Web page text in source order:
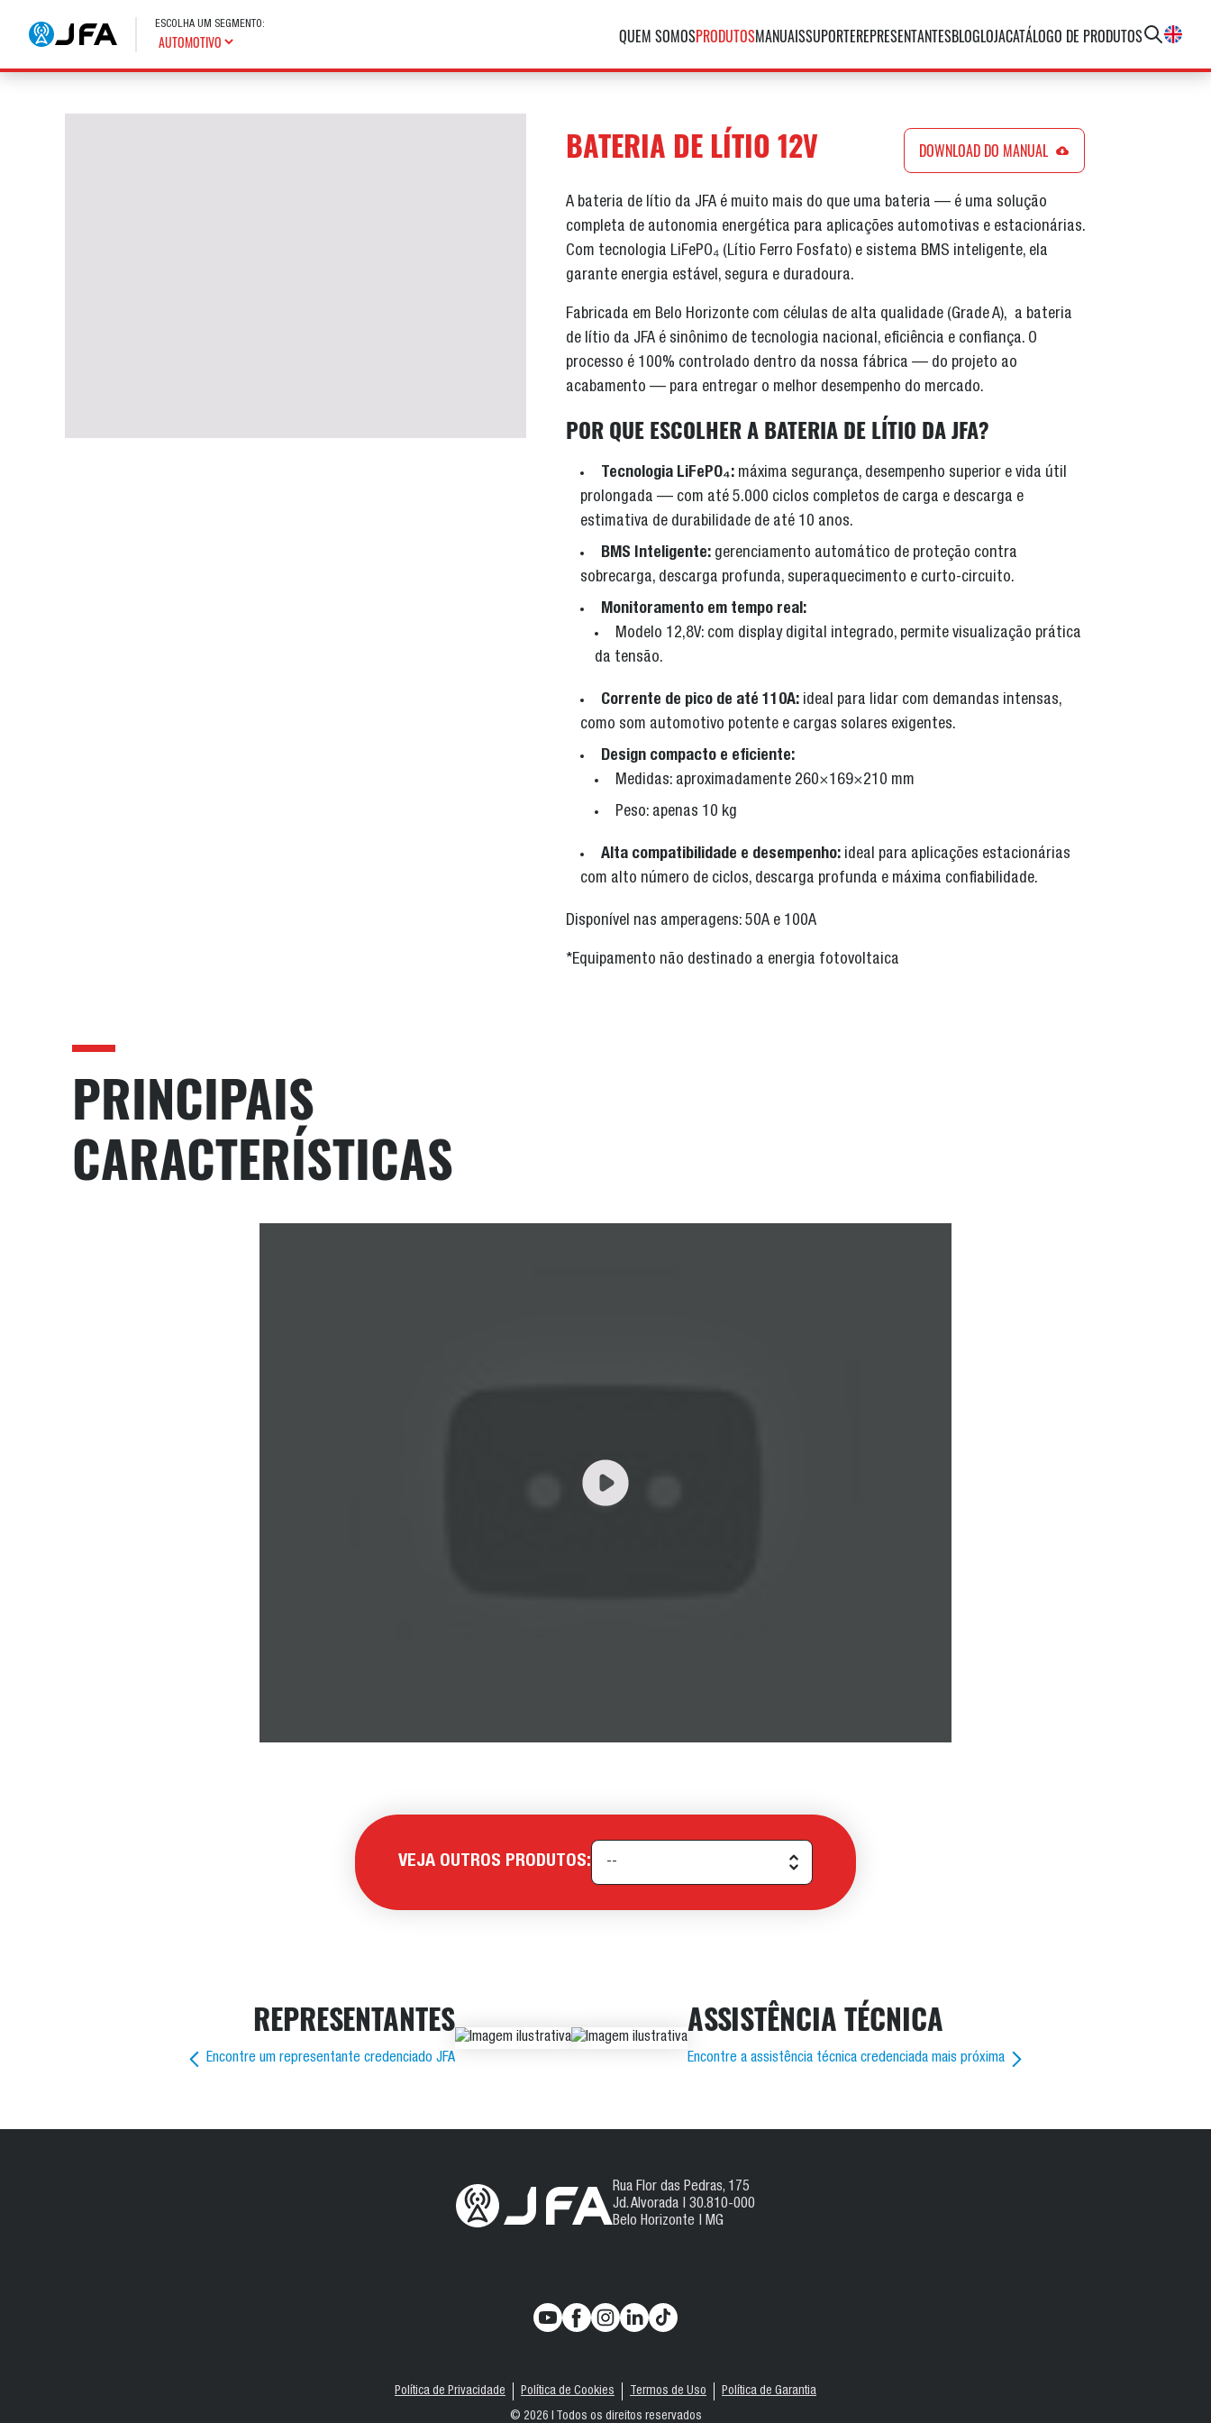
ESCOLHA UM SEGMENTO:
QUEM SOMOSPRODUTOSMANUAISSUPORTEREPRESENTANTESBLOGLOJACATÁLOGO DE PRODUTOS
BATERIA DE LÍTIO 12V DOWNLOAD DO MANUAL
A bateria de lítio da JFA é muito mais do que uma bateria — é uma solução
completa de autonomia energética para aplicações automotivas e estacionárias.
Com tecnologia LiFePO₄ (Lítio Ferro Fosfato) e sistema BMS inteligente, ela
garante energia estável, segura e duradoura.
Fabricada em Belo Horizonte com células de alta qualidade (Grade A), a bateria
de lítio da JFA é sinônimo de tecnologia nacional, eficiência e confiança. O
processo é 100% controlado dentro da nossa fábrica — do projeto ao
acabamento — para entregar o melhor desempenho do mercado.
POR QUE ESCOLHER A BATERIA DE LÍTIO DA JFA?
Tecnologia LiFePO₄: máxima segurança, desempenho superior e vida útil
prolongada — com até 5.000 ciclos completos de carga e descarga e
estimativa de durabilidade de até 10 anos.
BMS Inteligente: gerenciamento automático de proteção contra
sobrecarga, descarga profunda, superaquecimento e curto-circuito.
Monitoramento em tempo real:
Modelo 12,8V: com display digital integrado, permite visualização prática
da tensão.
Corrente de pico de até 110A: ideal para lidar com demandas intensas,
como som automotivo potente e cargas solares exigentes.
Design compacto e eficiente:
Medidas: aproximadamente 260×169×210 mm
Peso: apenas 10 kg
Alta compatibilidade e desempenho: ideal para aplicações estacionárias
com alto número de ciclos, descarga profunda e máxima confiabilidade.
Disponível nas amperagens: 50A e 100A
*Equipamento não destinado a energia fotovoltaica
PRINCIPAIS
CARACTERÍSTICAS
VEJA OUTROS PRODUTOS:
REPRESENTANTES
Encontre um representante credenciado JFA
ASSISTÊNCIA TÉCNICA
Encontre a assistência técnica credenciada mais próxima
Rua Flor das Pedras, 175
Jd. Alvorada | 30.810-000
Belo Horizonte | MG
Política de Privacidade Política de Cookies Termos de Uso
Política de Garantia
© 2026 | Todos os direitos reservados